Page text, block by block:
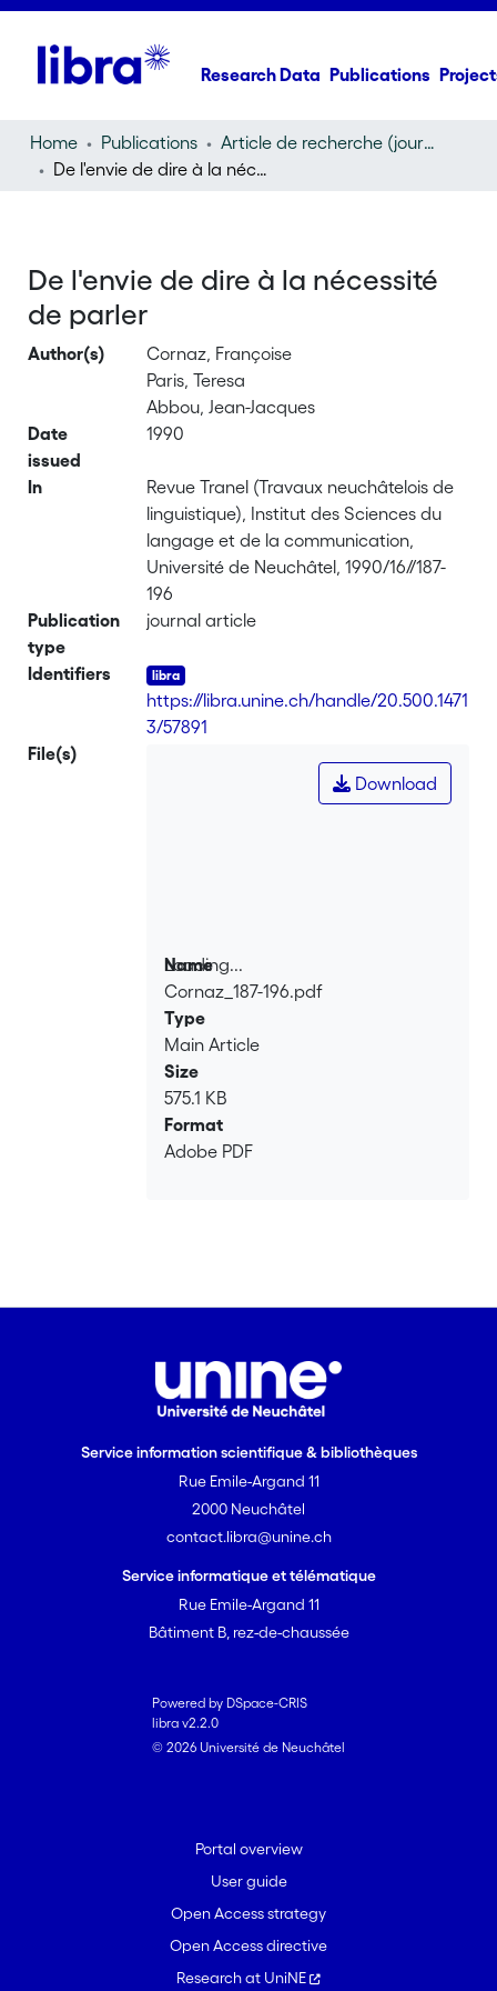
Research Data Publications
Home Publications
Article de recherche (journal article)
De l'envie de dire à la nécessité de parler
De l'envie de dire à la nécessité
de parler
Author(s)
Cornaz, Françoise
Paris, Teresa
Abbou, Jean-Jacques
Date
issued
1990
In
Revue Tranel (Travaux neuchâtelois de
linguistique), Institut des Sciences du
langage et de la communication,
Université de Neuchâtel, 1990/16//187-
196
Publication
type
journal article
Identifiers
https://libra.unine.ch/handle/20.500.1471
3/57891
File(s)
Loading...
Loading...
Download
Name
Cornaz_187-196.pdf
Type
Main Article
Size
575.1 KB
Format
Adobe PDF
Service information scientifique & bibliothèques
Rue Emile-Argand 11
2000 Neuchâtel
contact.libra@unine.ch
Service informatique et télématique
Rue Emile-Argand 11
Bâtiment B, rez-de-chaussée
Powered by DSpace-CRIS
libra v2.2.0
© 2026 Université de Neuchâtel
Portal overview
User guide
Open Access strategy
Open Access directive
Research at UniNE